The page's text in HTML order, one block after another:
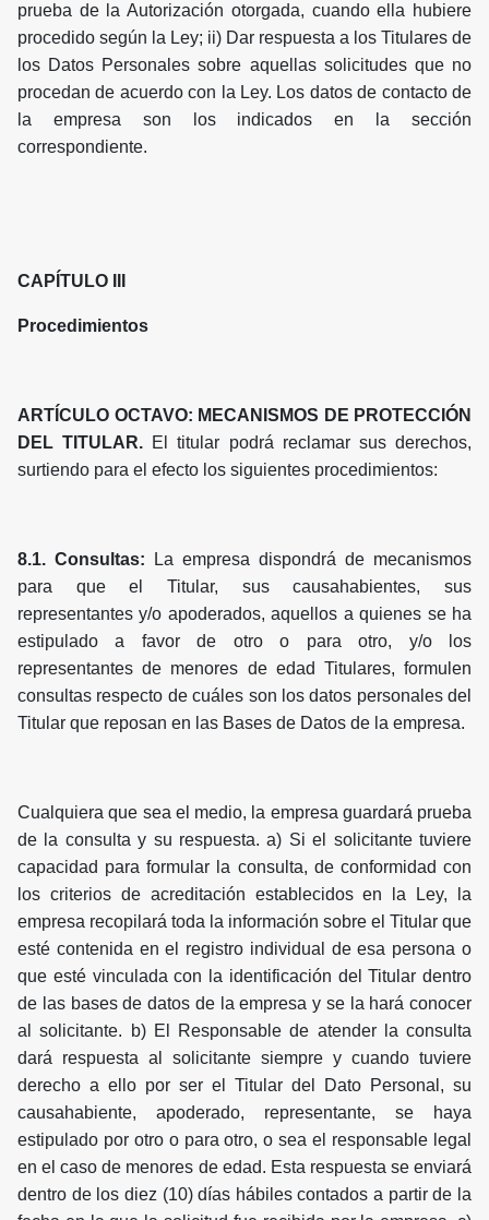
prueba de la Autorización otorgada, cuando ella hubiere
procedido según la Ley; ii) Dar respuesta a los Titulares de
los Datos Personales sobre aquellas solicitudes que no
procedan de acuerdo con la Ley. Los datos de contacto de
la empresa son los indicados en la sección
correspondiente.
CAPÍTULO III
Procedimientos
ARTÍCULO OCTAVO: MECANISMOS DE PROTECCIÓN
DEL TITULAR. El titular podrá reclamar sus derechos,
surtiendo para el efecto los siguientes procedimientos:
8.1. Consultas:
La empresa dispondrá de mecanismos
para que el Titular, sus causahabientes, sus
representantes y/o apoderados, aquellos a quienes se ha
estipulado a favor de otro o para otro, y/o los
representantes de menores de edad Titulares, formulen
consultas respecto de cuáles son los datos personales del
Titular que reposan en las Bases de Datos de la empresa.
Cualquiera que sea el medio, la empresa guardará prueba
de la consulta y su respuesta. a) Si el solicitante tuviere
capacidad para formular la consulta, de conformidad con
los criterios de acreditación establecidos en la Ley, la
empresa recopilará toda la información sobre el Titular que
esté contenida en el registro individual de esa persona o
que esté vinculada con la identificación del Titular dentro
de las bases de datos de la empresa y se la hará conocer
al solicitante. b) El Responsable de atender la consulta
dará respuesta al solicitante siempre y cuando tuviere
derecho a ello por ser el Titular del Dato Personal, su
causahabiente, apoderado, representante, se haya
estipulado por otro o para otro, o sea el responsable legal
en el caso de menores de edad. Esta respuesta se enviará
dentro de los diez (10) días hábiles contados a partir de la